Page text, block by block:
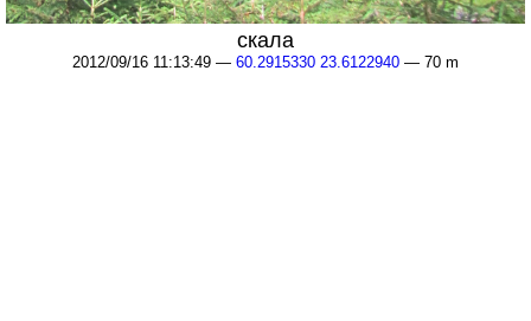
скала
2012/09/16 11:13:49 — 60.2915330 23.6122940 — 70 m